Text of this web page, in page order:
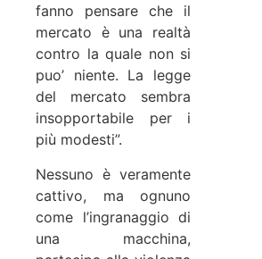
fanno pensare che il
mercato è una realtà
contro la quale non si
puo’ niente. La legge
del mercato sembra
insopportabile per i
più modesti”.
Nessuno è veramente
cattivo, ma ognuno
come l’ingranaggio di
una macchina,